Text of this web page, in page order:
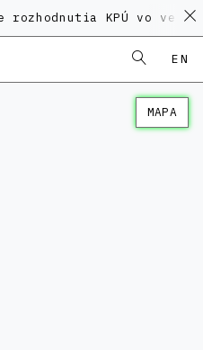
KPÚ vo veci
EN
MAPA